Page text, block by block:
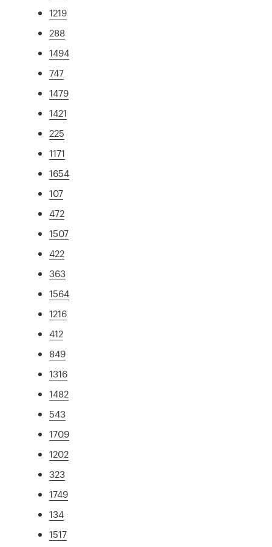
1219
288
1494
747
1479
1421
225
1171
1654
107
472
1507
422
363
1564
1216
412
849
1316
1482
543
1709
1202
323
1749
134
1517